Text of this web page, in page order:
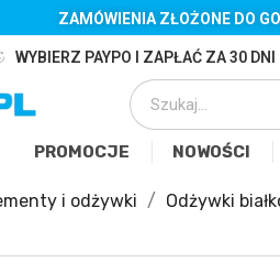
ZAMÓWIENIA ZŁOŻONE DO
WYBIERZ PAYPO I ZAPŁAĆ ZA 30 DNI
PROMOCJE NOWOŚCI
i odżywki Odżywki